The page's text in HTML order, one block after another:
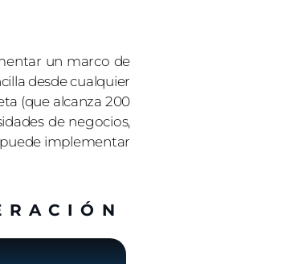
un marco de
desde cualquier
(que alcanza 200
de negocios,
implementar